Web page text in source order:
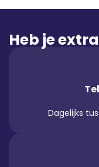
Heb je
Dagelijks